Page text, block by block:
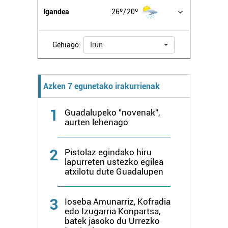
datuen atalean. Edozein unetan alda edo ken dezakezu
zure baimena Cookieen adierazpenean.
Webgune honek cookie propioak eta hirugarrenen cookie-
fitxategiak erabiltzen ditu. Zure esperientzia eta
erabiltzeko baimen esplizitua ematen diguzu.
Igandea 26º 20º
Gehiago: Irun
Azken 7 egunetako irakurrienak
1
Guadalupeko "novenak",
aurten lehenago
2
Pistolaz egindako hiru
lapurreten ustezko egilea
atxilotu dute Guadalupen
3
Ioseba Amunarriz, Kofradia
edo Izugarria Konpartsa,
batek jasoko du Urrezko